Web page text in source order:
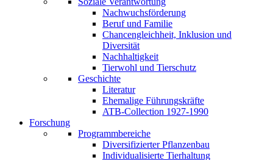
Nachwuchsförderung
Beruf und Familie
Chancengleichheit, Inklusion und
Diversität
Nachhaltigkeit
Tierwohl und Tierschutz
Geschichte
Literatur
Ehemalige Führungskräfte
ATB-Collection 1927-1990
Forschung
Programmbereiche
Diversifizierter Pflanzenbau
Individualisierte Tierhaltung